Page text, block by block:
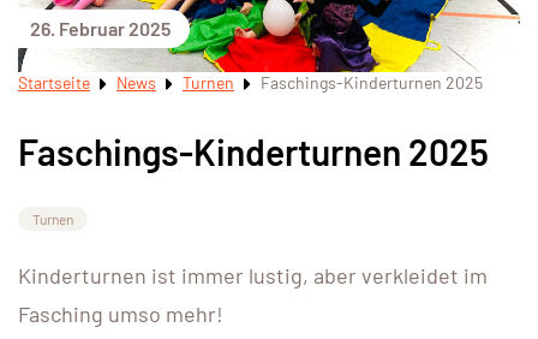
26. Februar 2025
Startseite News Turnen Faschings-Kinderturnen 2025
Faschings-Kinderturnen 2025
Turnen
Kinderturnen ist immer lustig, aber verkleidet im
Fasching umso mehr!